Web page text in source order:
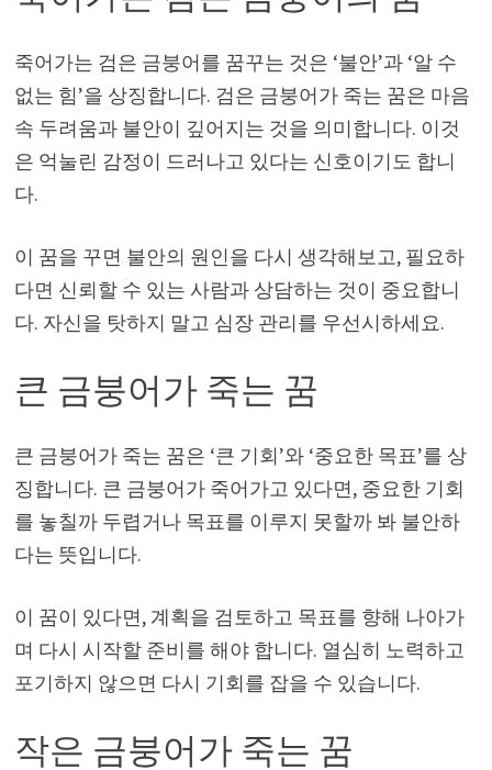
죽어가는 검은 금붕어를 꿈꾸는 것은 ‘불안’과 ‘알 수
없는 힘’을 상징합니다. 검은 금붕어가 죽는 꿈은 마음
속 두려움과 불안이 깊어지는 것을 의미합니다. 이것
은 억눌린 감정이 드러나고 있다는 신호이기도 합니
다.
이 꿈을 꾸면 불안의 원인을 다시 생각해보고, 필요하
다면 신뢰할 수 있는 사람과 상담하는 것이 중요합니
다. 자신을 탓하지 말고 심장 관리를 우선시하세요.
큰 금붕어가 죽는 꿈
큰 금붕어가 죽는 꿈은 ‘큰 기회’와 ‘중요한 목표’를 상
징합니다. 큰 금붕어가 죽어가고 있다면, 중요한 기회
를 놓칠까 두렵거나 목표를 이루지 못할까 봐 불안하
다는 뜻입니다.
이 꿈이 있다면, 계획을 검토하고 목표를 향해 나아가
며 다시 시작할 준비를 해야 합니다. 열심히 노력하고
포기하지 않으면 다시 기회를 잡을 수 있습니다.
작은 금붕어가 죽는 꿈